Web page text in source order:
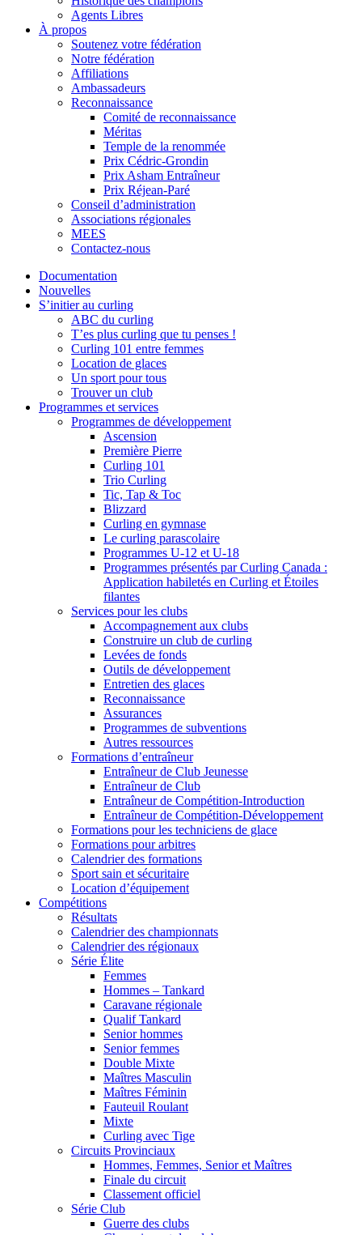
Agents Libres
À propos
Soutenez votre fédération
Notre fédération
Affiliations
Ambassadeurs
Reconnaissance
Comité de reconnaissance
Méritas
Temple de la renommée
Prix Cédric-Grondin
Prix Asham Entraîneur
Prix Réjean-Paré
Conseil d’administration
Associations régionales
MEES
Contactez-nous
Documentation
Nouvelles
S’initier au curling
ABC du curling
T’es plus curling que tu penses !
Curling 101 entre femmes
Location de glaces
Un sport pour tous
Trouver un club
Programmes et services
Programmes de développement
Ascension
Première Pierre
Curling 101
Trio Curling
Tic, Tap & Toc
Blizzard
Curling en gymnase
Le curling parascolaire
Programmes U-12 et U-18
Programmes présentés par Curling Canada :
Application habiletés en Curling et Étoiles
filantes
Services pour les clubs
Accompagnement aux clubs
Construire un club de curling
Levées de fonds
Outils de développement
Entretien des glaces
Reconnaissance
Assurances
Programmes de subventions
Autres ressources
Formations d’entraîneur
Entraîneur de Club Jeunesse
Entraîneur de Club
Entraîneur de Compétition-Introduction
Entraîneur de Compétition-Développement
Formations pour les techniciens de glace
Formations pour arbitres
Calendrier des formations
Sport sain et sécuritaire
Location d’équipement
Compétitions
Résultats
Calendrier des championnats
Calendrier des régionaux
Série Élite
Femmes
Hommes – Tankard
Caravane régionale
Qualif Tankard
Senior hommes
Senior femmes
Double Mixte
Maîtres Masculin
Maîtres Féminin
Fauteuil Roulant
Mixte
Curling avec Tige
Circuits Provinciaux
Hommes, Femmes, Senior et Maîtres
Finale du circuit
Classement officiel
Série Club
Guerre des clubs